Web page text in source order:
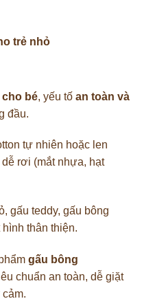
trẻ nhỏ
bé, yếu tố an toàn và
đầu.
tự nhiên hoặc len
rơi (mắt nhựa, hạt
gấu teddy, gấu bông
thân thiện.
gấu bông
chuẩn an toàn, dễ giặt